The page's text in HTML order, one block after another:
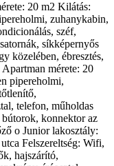
20 m2 Kilátás:
zuhanykabin,
széf,
síkképernyős
közelében, ébresztés,
mérete: 20
pipereholmi,
telefon, műholdas
konnektor az
o Junior lakosztály:
Felszereltség: Wifi,
hajszárító,